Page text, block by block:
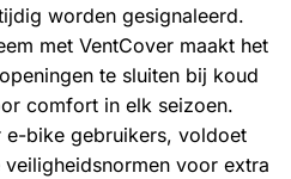
worden gesignaleerd.
met VentCover maakt het
te sluiten bij koud
comfort in elk seizoen.
bike gebruikers, voldoet
voor extra